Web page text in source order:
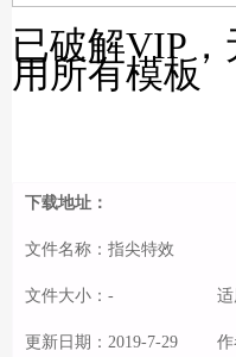
已破解VIP
用所有模板
下载地址：
文件名称：指尖特效
文件大小：-
更新日期：2019-7-29